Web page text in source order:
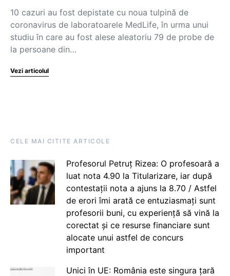
10 cazuri au fost depistate cu noua tulpină de
coronavirus de laboratoarele MedLife, în urma unui
studiu în care au fost alese aleatoriu 79 de probe de
la persoane din…
Vezi articolul
CELE MAI CITITE ARTICOLE
Profesorul Petruț Rizea: O profesoară a
luat nota 4.90 la Titularizare, iar după
contestații nota a ajuns la 8.70 / Astfel
de erori îmi arată ce entuziasmați sunt
profesorii buni, cu experiență să vină la
corectat și ce resurse financiare sunt
alocate unui astfel de concurs
important
Unici în UE: România este singura țară